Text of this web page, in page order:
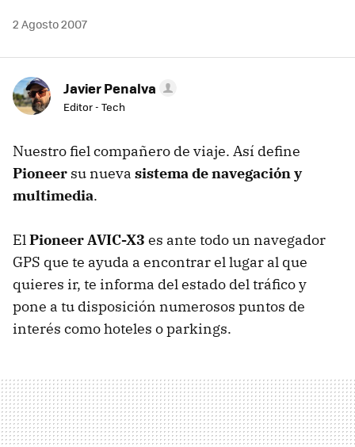
2 Agosto 2007
Javier Penalva
Editor - Tech
Nuestro fiel compañero de viaje. Así define
Pioneer su nueva sistema de navegación y
multimedia.
ElPioneer AVIC-X3 es ante todo un navegador
GPS que te ayuda a encontrar el lugar al que
quieres ir, te informa del estado del tráfico y
pone a tu disposición numerosos puntos de
interés como hoteles o parkings.